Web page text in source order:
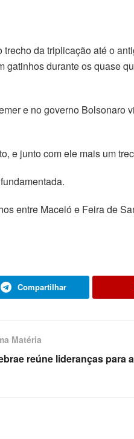
da triplicação até o
durante os quase
e no governo Bolsonaro
e junto com ele mais um
entre Maceió e Feira de
Compartilhar
Matéria
reúne lideranças para